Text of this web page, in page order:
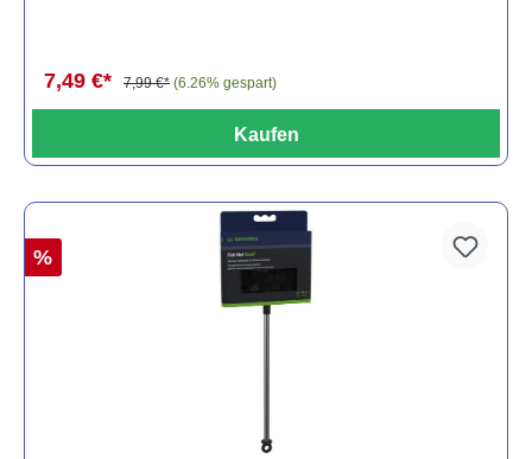
7,49 €* 7,99 €* (6.26% gespart)
Kaufen
%